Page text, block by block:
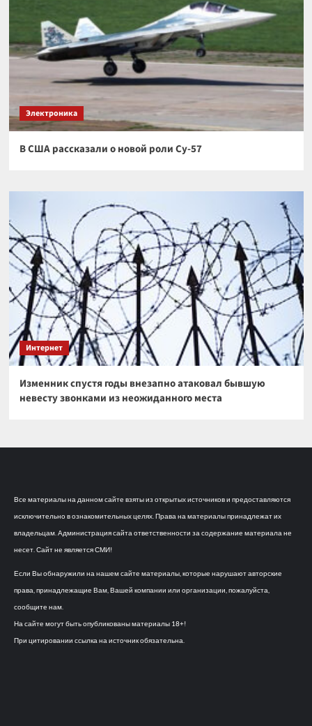
Электроника
В США рассказали о новой роли Су-57
Интернет
Изменник спустя годы внезапно атаковал бывшую
невесту звонками из неожиданного места
Все материалы на данном сайте взяты из открытых источников и предоставляются
исключительно в ознакомительных целях. Права на материалы принадлежат их
владельцам. Администрация сайта ответственности за содержание материала не
несет. Сайт не является СМИ!
Если Вы обнаружили на нашем сайте материалы, которые нарушают авторские
права, принадлежащие Вам, Вашей компании или организации, пожалуйста,
сообщите нам.
На сайте могут быть опубликованы материалы 18+!
При цитировании ссылка на источник обязательна.